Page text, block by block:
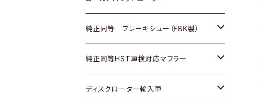
ＢＭＷ
三菱
スバル
マツダ
三菱
スバル
いすゞ
ダイハツ
マツダ
日産
ダイハツ
マツダ
日産
いすゞ
ダイハツ
ホンダ
スズキ
日産
トヨタ
ホンダ
スズキ
純正同等 ブレーキシュー（FBK製）
ホンダ
スズキ
純正同等HST車検対応マフラー
トヨタ
ディスクローター輸入車